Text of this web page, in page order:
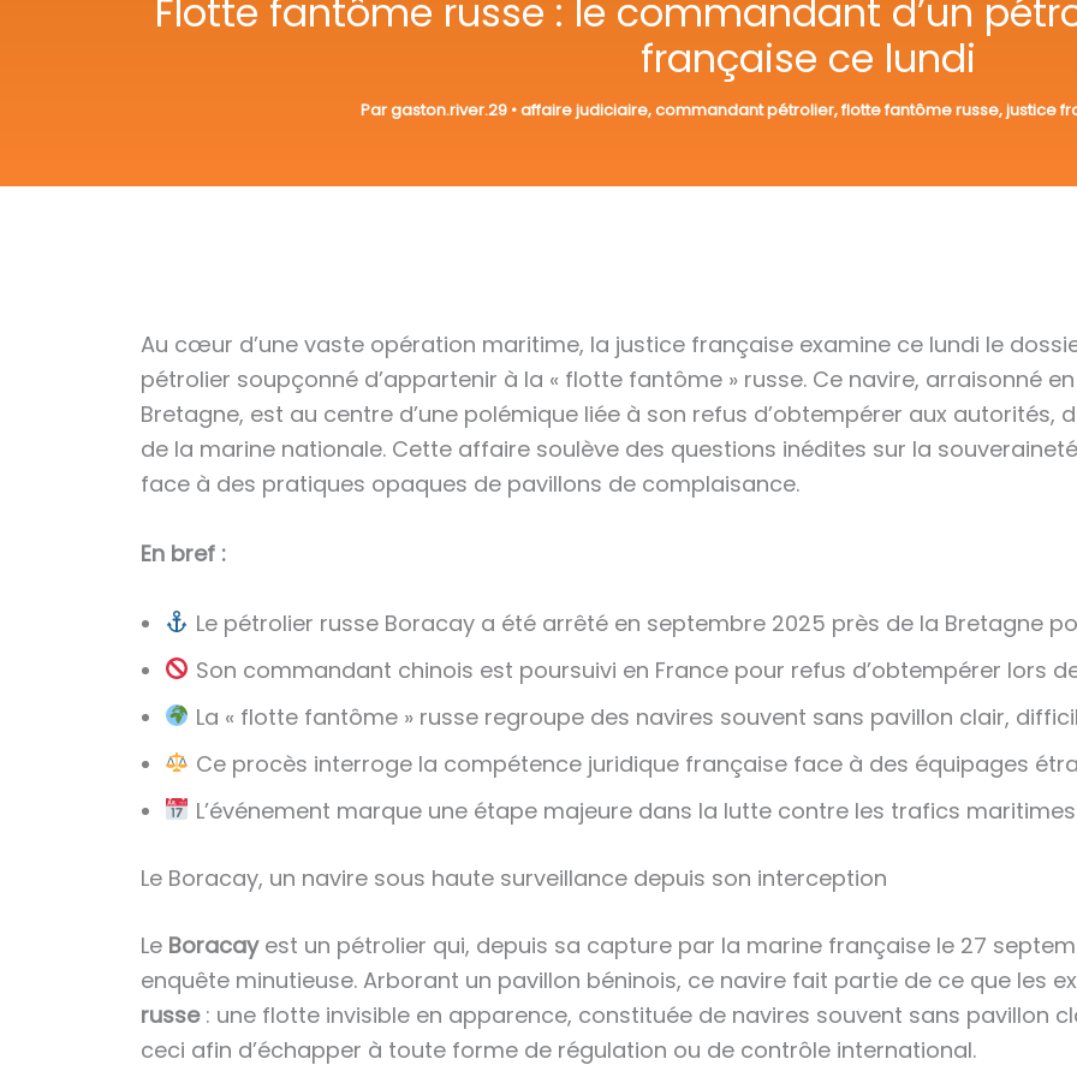
Flotte fantôme russe : le commandant d’un
française ce lundi
Pargaston.river.29 •affaire judiciaire,commandant pétrolier,flotte fantôme russe,justice
Au cœur d’une vaste opération maritime, la justice française examine ce lundi le
pétrolier soupçonné d’appartenir à la « flotte fantôme » russe. Ce navire, arraisonné
Bretagne, est au centre d’une polémique liée à son refus d’obtempérer aux autorités,
de la marine nationale. Cette affaire soulève des questions inédites sur la
face à des pratiques opaques de pavillons de complaisance.
En bref :
Le pétrolier russe Boracay a été arrêté en septembre 2025 près de la Bretagne
Son commandant chinois est poursuivi en France pour refus d’obtempérer lors
La « flotte fantôme » russe regroupe des navires souvent sans pavillon clair,
Ce procès interroge la compétence juridique française face à des équipages
L’événement marque une étape majeure dans la lutte contre les trafics maritimes
Le Boracay, un navire sous haute surveillance depuis son interception
Le Boracayest un pétrolier qui, depuis sa capture par la marine française le 27
enquête minutieuse. Arborant un pavillon béninois, ce navire fait partie de ce que les
russe: une flotte invisible en apparence, constituée de navires souvent sans pavillon
ceci afin d’échapper à toute forme de régulation ou de contrôle international.